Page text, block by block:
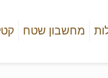
מחשבון שטח